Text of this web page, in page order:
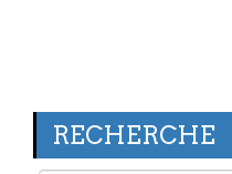
RECHERCHE